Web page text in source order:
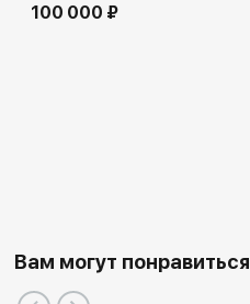
100 000 ₽
Вам могут понравиться